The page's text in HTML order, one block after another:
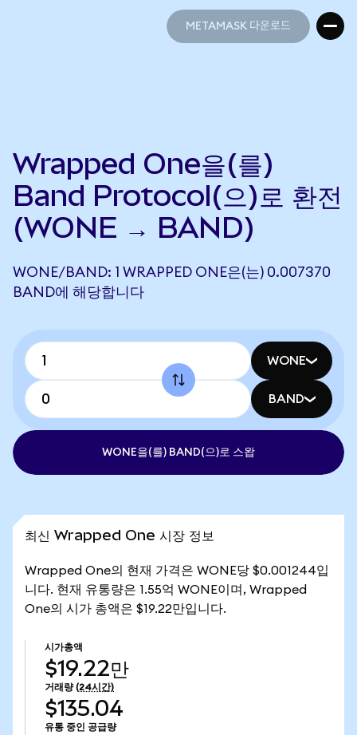
METAMASK 다운로드
Wrapped One을(를)
Band Protocol(으)로 환전
(WONE → BAND)
WONE/BAND: 1 WRAPPED ONE은(는) 0.007370
BAND에 해당합니다
WONE
BAND
WONE을(를) BAND(으)로 스왑
최신 Wrapped One 시장 정보
Wrapped One의 현재 가격은 WONE당 $0.001244입
니다. 현재 유통량은 1.55억 WONE이며, Wrapped
One의 시가 총액은 $19.22만입니다.
시가총액
$19.22만
거래량 (24시간)
$135.04
유통 중인 공급량